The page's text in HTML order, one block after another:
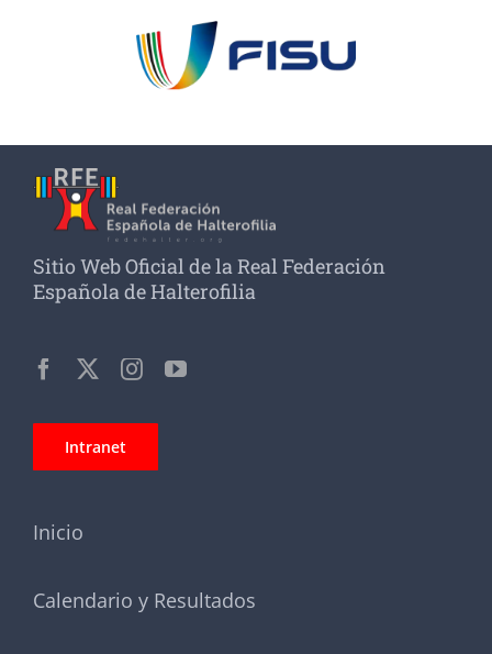
Sitio Web Oficial de la Real Federación
Española de Halterofilia
Intranet
Inicio
Calendario y Resultados